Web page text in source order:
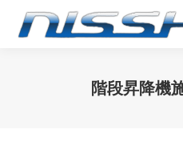
階段昇降